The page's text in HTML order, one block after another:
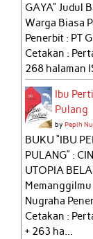
GAYA" Judul
Warga Biasa
Penerbit : PT
Cetakan :
268 halaman
Ibu
Pulang
byPepih
BUKU “IBU
PULANG” :
UTOPIA
Nugraha
Cetakan :
+ 263 ha...